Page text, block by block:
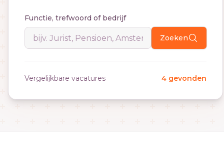
Functie, trefwoord of bedrijf
Zoeken
Vergelijkbare vacatures 4 gevonden